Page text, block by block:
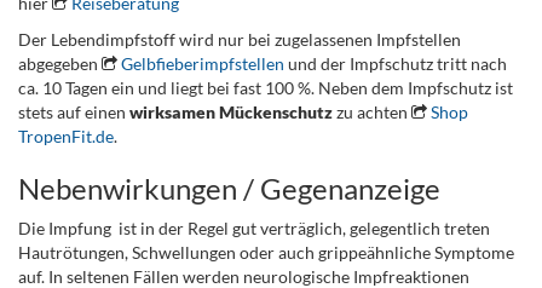
Der Lebendimpfstoff wird nur bei zugelassenen Impfstellen
abgegeben
Gelbfieberimpfstellen und der Impfschutz tritt nach
ca. 10 Tagen ein und liegt bei fast 100 %. Neben dem Impfschutz ist
stets auf einen wirksamen Mückenschutzzu achten
Shop
TropenFit.de.
Nebenwirkungen / Gegenanzeige
Die Impfung ist in der Regel gut verträglich, gelegentlich treten
Hautrötungen, Schwellungen oder auch grippeähnliche Symptome
auf. In seltenen Fällen werden neurologische Impfreaktionen